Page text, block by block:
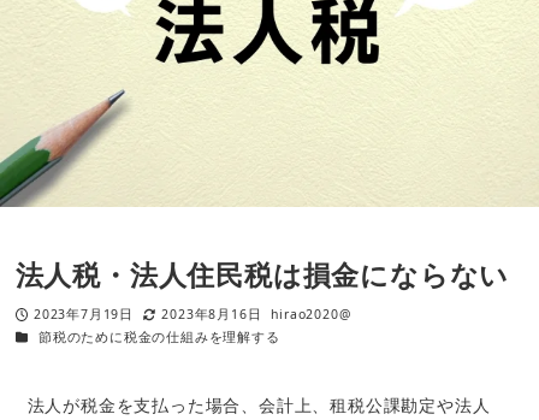
法人税・法人住民税は損金にならない
2023年7月19日 2023年8月16日
hirao2020@
節税のために税金の仕組みを理解する
法人が税金を支払った場合、会計上、租税公課勘定や法人